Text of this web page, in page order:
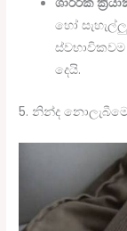
හෝ
ස්වභාවිකවම
දෙයි.
5. නින්ද